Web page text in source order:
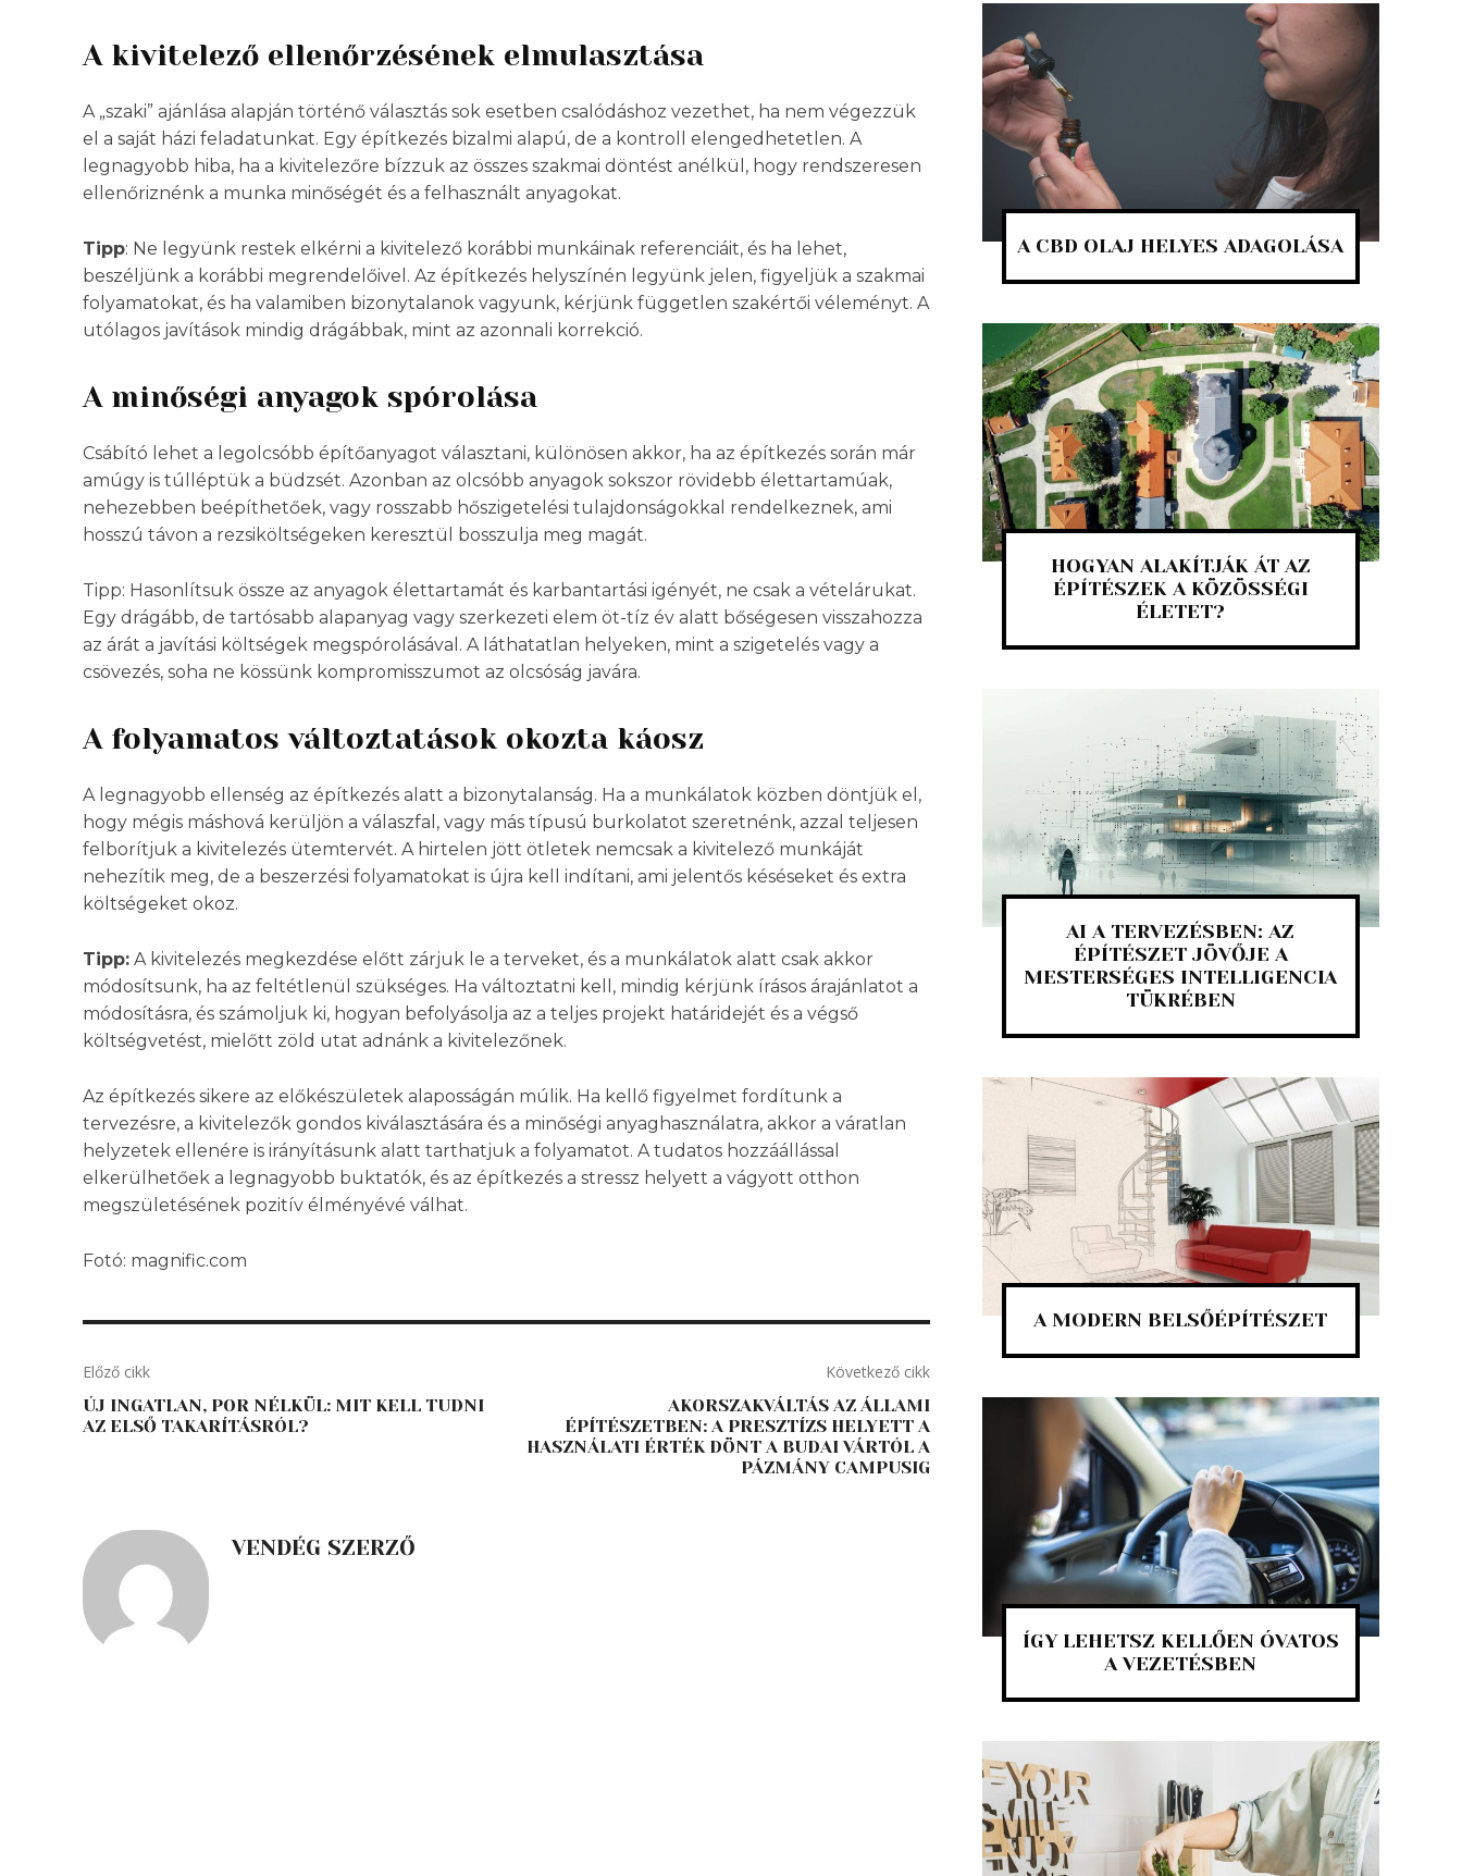
A kivitelező ellenőrzésének elmulasztása
A „szaki” ajánlása alapján történő választás sok esetben csalódáshoz vezethet, ha nem végezzük
el a saját házi feladatunkat. Egy építkezés bizalmi alapú, de a kontroll elengedhetetlen. A
legnagyobb hiba, ha a kivitelezőre bízzuk az összes szakmai döntést anélkül, hogy rendszeresen
ellenőriznénk a munka minőségét és a felhasznált anyagokat.
Tipp: Ne legyünk restek elkérni a kivitelező korábbi munkáinak referenciáit, és ha lehet,
beszéljünk a korábbi megrendelőivel. Az építkezés helyszínén legyünk jelen, figyeljük a szakmai
folyamatokat, és ha valamiben bizonytalanok vagyunk, kérjünk független szakértői véleményt. A
utólagos javítások mindig drágábbak, mint az azonnali korrekció.
A minőségi anyagok spórolása
Csábító lehet a legolcsóbb építőanyagot választani, különösen akkor, ha az építkezés során már
amúgy is túlléptük a büdzsét. Azonban az olcsóbb anyagok sokszor rövidebb élettartamúak,
nehezebben beépíthetőek, vagy rosszabb hőszigetelési tulajdonságokkal rendelkeznek, ami
hosszú távon a rezsiköltségeken keresztül bosszulja meg magát.
Tipp: Hasonlítsuk össze az anyagok élettartamát és karbantartási igényét, ne csak a vételárukat.
Egy drágább, de tartósabb alapanyag vagy szerkezeti elem öt-tíz év alatt bőségesen visszahozza
az árát a javítási költségek megspórolásával. A láthatatlan helyeken, mint a szigetelés vagy a
csövezés, soha ne kössünk kompromisszumot az olcsóság javára.
A folyamatos változtatások okozta káosz
A legnagyobb ellenség az építkezés alatt a bizonytalanság. Ha a munkálatok közben döntjük el,
hogy mégis máshová kerüljön a válaszfal, vagy más típusú burkolatot szeretnénk, azzal teljesen
felborítjuk a kivitelezés ütemtervét. A hirtelen jött ötletek nemcsak a kivitelező munkáját
nehezítik meg, de a beszerzési folyamatokat is újra kell indítani, ami jelentős késéseket és extra
költségeket okoz.
Tipp: A kivitelezés megkezdése előtt zárjuk le a terveket, és a munkálatok alatt csak akkor
módosítsunk, ha az feltétlenül szükséges. Ha változtatni kell, mindig kérjünk írásos árajánlatot a
módosításra, és számoljuk ki, hogyan befolyásolja az a teljes projekt határidejét és a végső
költségvetést, mielőtt zöld utat adnánk a kivitelezőnek.
Az építkezés sikere az előkészületek alaposságán múlik. Ha kellő figyelmet fordítunk a
tervezésre, a kivitelezők gondos kiválasztására és a minőségi anyaghasználatra, akkor a váratlan
helyzetek ellenére is irányításunk alatt tarthatjuk a folyamatot. A tudatos hozzáállással
elkerülhetőek a legnagyobb buktatók, és az építkezés a stressz helyett a vágyott otthon
megszületésének pozitív élményévé válhat.
Fotó: magnific.com
Előző cikk
ÚJ INGATLAN, POR NÉLKÜL: MIT KELL TUDNI
AZ ELSŐ TAKARÍTÁSRÓL?
Következő cikk
AKORSZAKVÁLTÁS AZ ÁLLAMI
ÉPÍTÉSZETBEN: A PRESZTÍZS HELYETT A
HASZNÁLATI ÉRTÉK DÖNT A BUDAI VÁRTÓL A
PÁZMÁNY CAMPUSIG
VENDÉG SZERZŐ
A CBD OLAJ HELYES ADAGOLÁSA
HOGYAN ALAKÍTJÁK ÁT AZ
ÉPÍTÉSZEK A KÖZÖSSÉGI
ÉLETET?
AI A TERVEZÉSBEN: AZ
ÉPÍTÉSZET JÖVŐJE A
MESTERSÉGES INTELLIGENCIA
TÜKRÉBEN
A MODERN BELSŐÉPÍTÉSZET
ÍGY LEHETSZ KELLŐEN ÓVATOS
A VEZETÉSBEN